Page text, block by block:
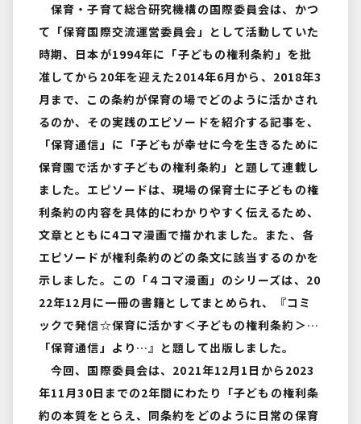
保育・子育て総合研究機構の国際委員会は、かつ
て「保育国際交流運営委員会」として活動していた
時期、日本が1994年に「子どもの権利条約」を批
准してから20年を迎えた2014年6月から、2018年3
月まで、この条約が保育の場でどのように活かされ
るのか、その実践のエピソードを紹介する記事を、
「保育通信」に「子どもが幸せに今を生きるために
保育園で活かす子どもの権利条約」と題して連載し
ました。エピソードは、現場の保育士に子どもの権
利条約の内容を具体的にわかりやすく伝えるため、
文章とともに4コマ漫画で描かれました。また、各
エピソードが権利条約のどの条文に該当するのかを
示しました。この「４コマ漫画」のシリーズは、20
22年12月に一冊の書籍としてまとめられ、『コミ
ックで発信☆保育に活かす＜子どもの権利条約＞…
「保育通信」より…』と題して出版しました。
今回、国際委員会は、2021年12月1日から2023
年11月30日までの2年間にわたり「子どもの権利条
約の本質をとらえ、同条約をどのように日常の保育